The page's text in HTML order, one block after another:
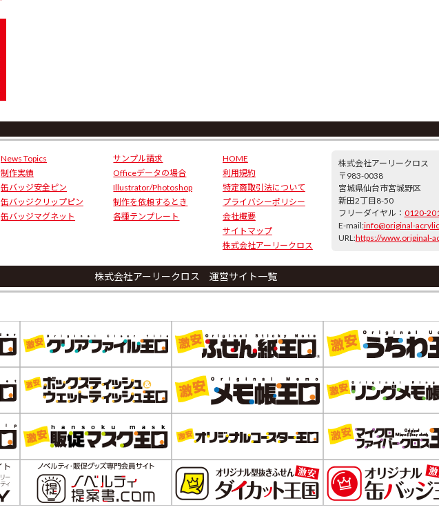
News Topics
制作実績
缶バッジ安全ピン
缶バッジクリップピン
缶バッジマグネット
サンプル請求
Officeデータの場合
Illustrator/Photoshop
制作を依頼するとき
各種テンプレート
HOME
利用規約
特定商取引法について
プライバシーポリシー
会社概要
サイトマップ
株式会社アーリークロス
株式会社アーリークロス
〒983-0038
宮城県仙台市宮城野区
新田2丁目8-50
フリーダイヤル： 0120-
E-mail:info@original-
URL:https://www.original-
株式会社アーリークロス 運営サイト一覧